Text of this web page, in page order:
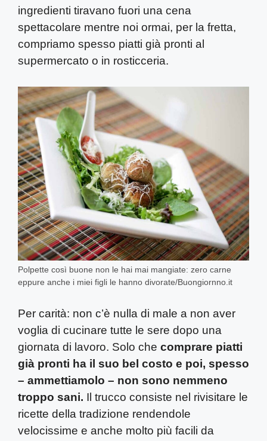
ingredienti tiravano fuori una cena
spettacolare mentre noi ormai, per la fretta,
compriamo spesso piatti già pronti al
supermercato o in rosticceria.
Polpette così buone non le hai mai mangiate: zero carne
eppure anche i miei figli le hanno divorate/Buongiornno.it
Per carità: non c’è nulla di male a non aver
voglia di cucinare tutte le sere dopo una
giornata di lavoro. Solo che comprare piatti
già pronti ha il suo bel costo e poi, spesso
– ammettiamolo – non sono nemmeno
troppo sani. Il trucco consiste nel rivisitare le
ricette della tradizione rendendole
velocissime e anche molto più facili da